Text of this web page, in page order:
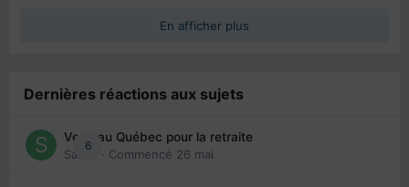
En afficher plus
Dernières réactions aux sujets
6
Venir au Québec pour la retraite
Sab74
· Commencé 26 mai